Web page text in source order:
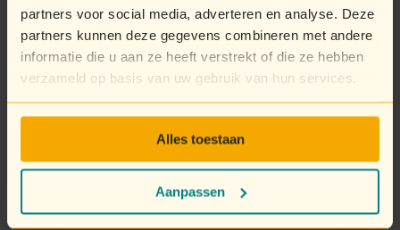
partners voor social media, adverteren en analyse. Deze
partners kunnen deze gegevens combineren met andere
informatie die u aan ze heeft verstrekt of die ze hebben
verzameld op basis van uw gebruik van hun services.
Alles toestaan
Aanpassen